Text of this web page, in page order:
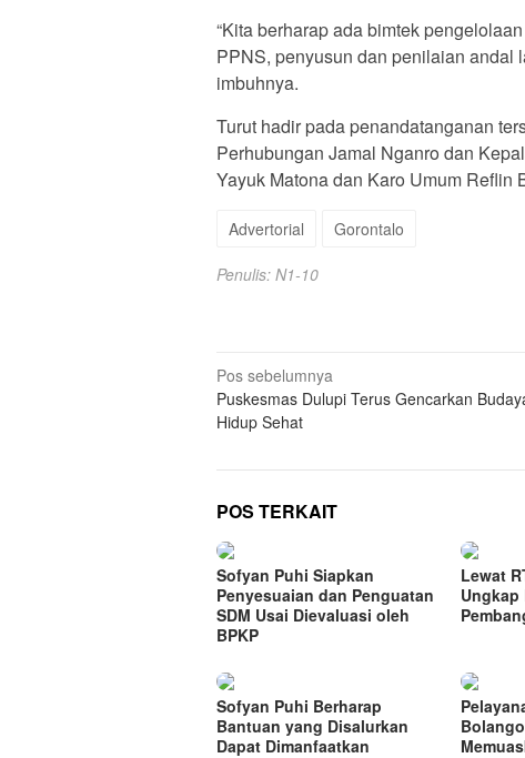
“Kita berharap ada bimtek
PPNS, penyusun dan penilaian andal
imbuhnya.
Turut hadir pada penandatanganan
Perhubungan Jamal Nganro dan
Yayuk Matona dan Karo Umum Reflin
Advertorial Gorontalo
Penulis: N1-10
Navigasi
pos
Pos sebelumnya
Puskesmas Dulupi Terus Gencarkan
Hidup Sehat
POS TERKAIT
Sofyan Puhi Siapkan
Penyesuaian dan Penguatan
SDM Usai Dievaluasi oleh
BPKP
Lewat
Ungkap
Sofyan Puhi Berharap
Bantuan yang Disalurkan
Dapat Dimanfaatkan